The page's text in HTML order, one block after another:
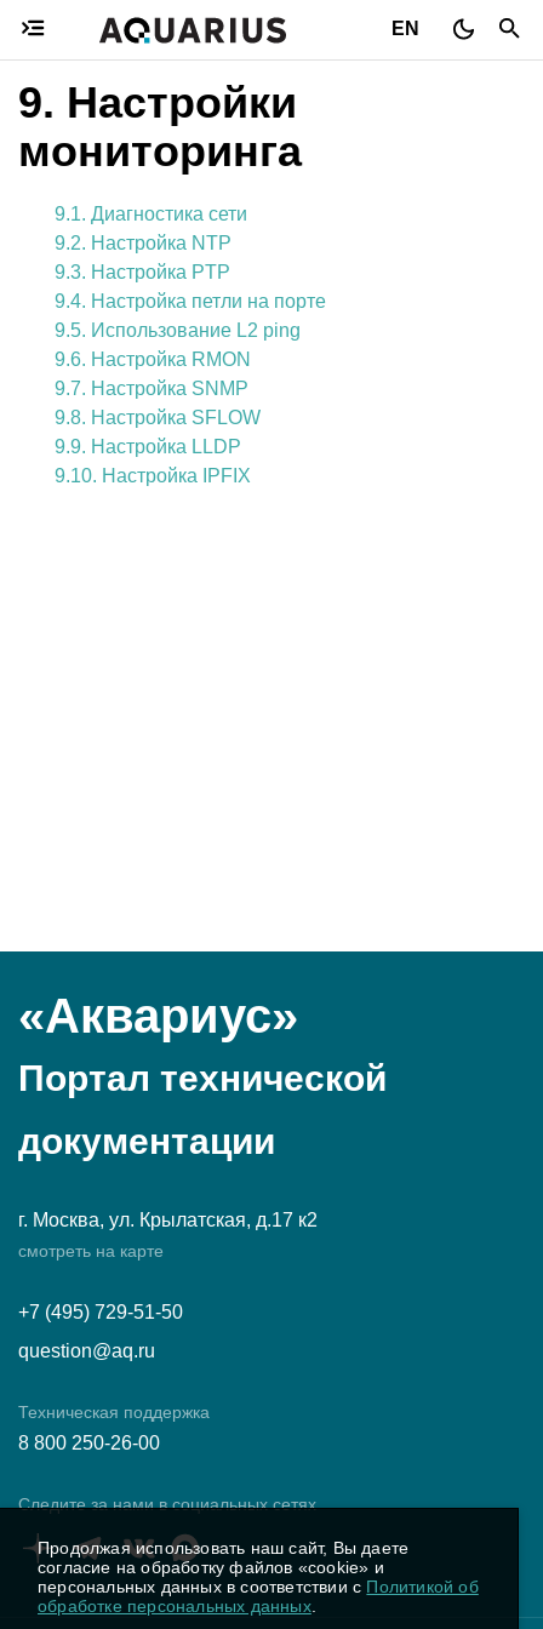
EN
9. Настройки
мониторинга
9.1. Диагностика сети
9.2. Настройка NTP
9.3. Настройка PTP
9.4. Настройка петли на порте
9.5. Использование L2 ping
9.6. Настройка RMON
9.7. Настройка SNMP
9.8. Настройка SFLOW
9.9. Настройка LLDP
9.10. Настройка IPFIX
«Аквариус»
Портал технической
документации
г. Москва, ул. Крылатская, д.17 к2
смотреть на карте
+7 (495) 729-51-50
question@aq.ru
Техническая поддержка
8 800 250-26-00
Следите за нами в социальных сетях
Продолжая использовать наш сайт, Вы даете
согласие на обработку файлов «cookie» и
персональных данных в соответствии с Политикой об
обработке персональных данных.